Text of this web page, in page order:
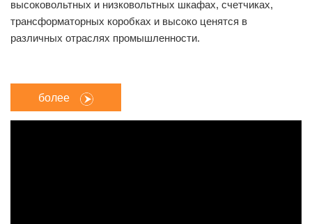
высоковольтных и низковольтных шкафах, счетчиках,
трансформаторных коробках и высоко ценятся в
различных отраслях промышленности.
более